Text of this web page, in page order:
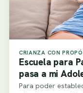
CRIANZA CON
Escuela para Padres: ¿Qué
pasa a mi
Para poder